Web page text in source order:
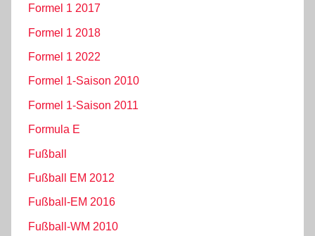
Formel 1 2017
Formel 1 2018
Formel 1 2022
Formel 1-Saison 2010
Formel 1-Saison 2011
Formula E
Fußball
Fußball EM 2012
Fußball-EM 2016
Fußball-WM 2010